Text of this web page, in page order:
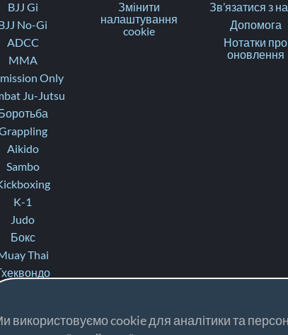
використовуємо cookie для аналітики та
BJJ Gi
No-Gi
ADCC
MMA
Only
Ju-Jutsu
Aikido
Sambo
K-1
Judo
Бокс
Thai
Fighting
Змінити
налаштування
cookie
Зв’язатися з
Допомога
Нотатки про
оновлення